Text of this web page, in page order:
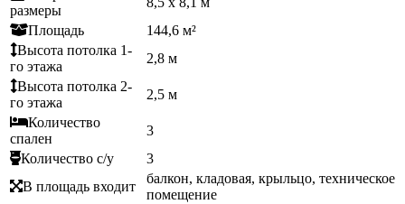
размеры
Площадь
144,6 м²
Высота потолка 1-
го этажа
2,8 м
Высота потолка 2-
го этажа
2,5 м
Количество
спален
3
Количество с/у
3
В площадь входит
балкон, кладовая, крыльцо, техническое
помещение